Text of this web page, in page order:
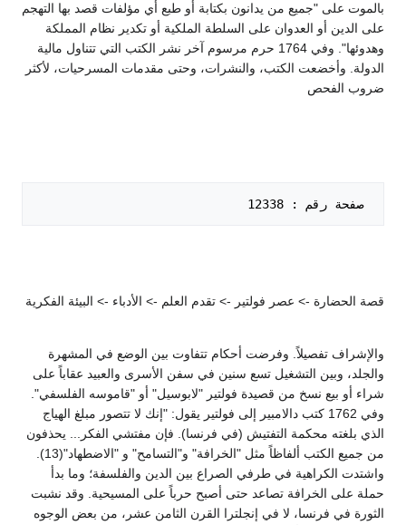
بالموت على "جميع من يدانون بكتابة أو طبع أي مؤلفات قصد بها التهجم
على الدين أو العدوان على السلطة الملكية أو تكدير نظام المملكة
وهدوئها". وفي 1764 حرم مرسوم آخر نشر الكتب التي تتناول مالية
الدولة. وأخضعت الكتب، والنشرات، وحتى مقدمات المسرحيات، لأكثر
ضروب الفحص
صفحة رقم : 12338
قصة الحضارة -> عصر فولتير -> تقدم العلم -> الأدباء -> البيئة الفكرية
والإشراف تفصيلاً. وفرضت أحكام تتفاوت بين الوضع في المشهرة
والجلد، وبين التشغيل تسع سنين في سفن الأسرى والعبيد عقاباً على
شراء أو بيع نسخ من قصيدة فولتير "لابوسيل" أو "قاموسه الفلسفي".
وفي 1762 كتب دالامبير إلى فولتير يقول: "إنك لا تتصور مبلغ الهياج
الذي بلغته محكمة التفتيش (في فرنسا). فإن مفتشي الفكر... يحذفون
من جميع الكتب ألفاظاً مثل "الخرافة" و"التسامح" و "الاضطهاد"(13).
واشتدت الكراهية في طرفي الصراع بين الدين والفلسفة؛ وما بدأ
حملة على الخرافة تصاعد حتى أصبح حرباً على المسيحية. وقد نشبت
الثورة في فرنسا، لا في إنجلترا القرن الثامن عشر، من بعض الوجوه